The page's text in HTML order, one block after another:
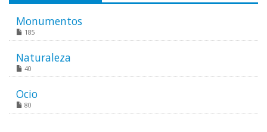
Monumentos
185
Naturaleza
40
Ocio
80